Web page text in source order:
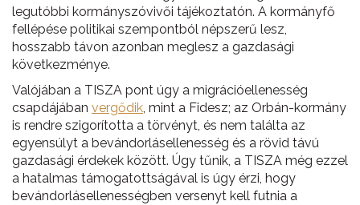
legutóbbi kormányszóvivői tájékoztatón. A kormányfő
fellépése politikai szempontból népszerű lesz,
hosszabb távon azonban meglesz a gazdasági
következménye.
Valójában a TISZA pont úgy a migrációellenesség
csapdájában vergődik, mint a Fidesz; az Orbán-kormány
is rendre szigorította a törvényt, és nem találta az
egyensúlyt a bevándorlásellenesség és a rövid távú
gazdasági érdekek között. Úgy tűnik, a TISZA még ezzel
a hatalmas támogatottságával is úgy érzi, hogy
bevándorlásellenességben versenyt kell futnia a